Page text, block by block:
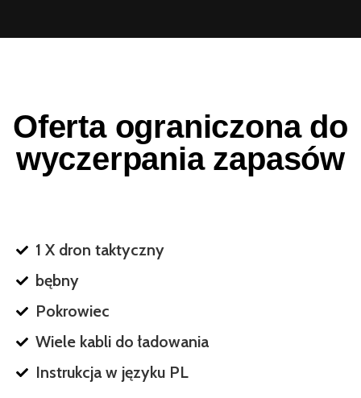
Oferta ograniczona do
wyczerpania zapasów
1 X dron taktyczny
bębny
Pokrowiec
Wiele kabli do ładowania
Instrukcja w języku PL